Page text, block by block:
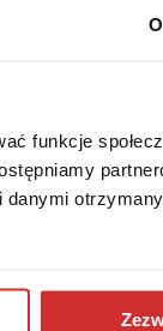
funkcje
obsłużyć
aż po
i statystyk, które